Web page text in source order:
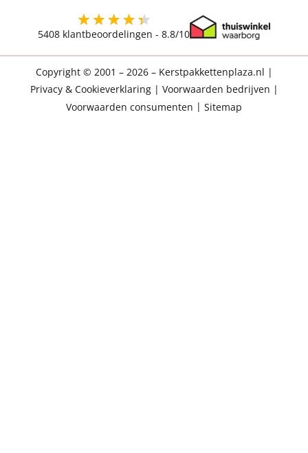
5408 klantbeoordelingen - 8.8/10
Copyright © 2001 – 2026 – Kerstpakkettenplaza.nl |
Privacy & Cookieverklaring| Voorwaarden bedrijven |
Voorwaarden consumenten | Sitemap